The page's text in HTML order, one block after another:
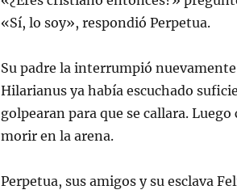
«Sí, lo soy», respondió Perpetua.
Su padre la interrumpió
Hilarianus ya había escuchado
golpearan para que se callara.
morir en la arena.
Perpetua, sus amigos y su esclava